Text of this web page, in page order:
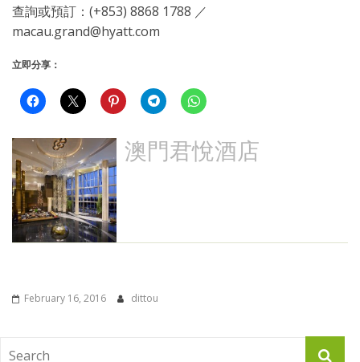
查詢或預訂：(+853) 8868 1788 ／
macau.grand@hyatt.com
立即分享：
澳門君悅酒店
February 16, 2016 dittou